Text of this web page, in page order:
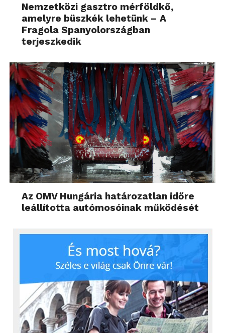
Nemzetközi gasztro mérföldkő,
amelyre büszkék lehetünk – A
Fragola Spanyolországban
terjeszkedik
Az OMV Hungária határozatlan időre
leállította autómosóinak működését